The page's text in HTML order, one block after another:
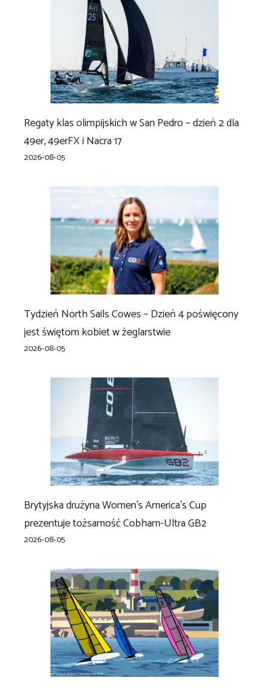
Regaty klas olimpijskich w San Pedro – dzień 2 dla
49er, 49erFX i Nacra 17
2026-08-05
Tydzień North Sails Cowes – Dzień 4 poświęcony
jest świętom kobiet w żeglarstwie
2026-08-05
Brytyjska drużyna Women’s America’s Cup
prezentuje tożsamość Cobham-Ultra GB2
2026-08-05